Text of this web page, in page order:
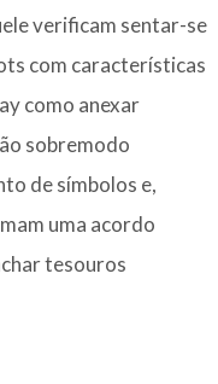
verificam sentar-se
com características
como anexar
sobremodo
de símbolos e,
uma acordo
tesouros